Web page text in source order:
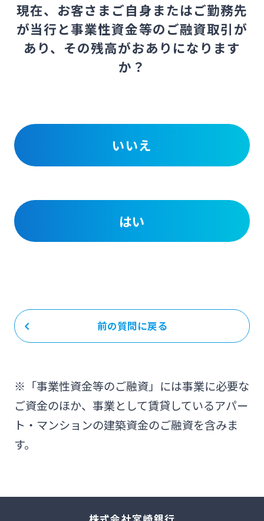
現在、お客さまご自身またはご勤務先
が当行と事業性資金等のご融資取引が
あり、その残高がおありになります
か？
いいえ
はい
前の質問に戻る
※「事業性資金等のご融資」には事業に必要な
ご資金のほか、事業として賃貸しているアパー
ト・マンションの建築資金のご融資を含みま
す。